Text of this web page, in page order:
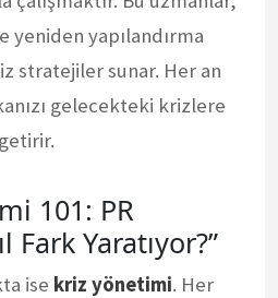
yeniden yapılandırma
stratejiler sunar. Her an
gelecekteki krizlere
101: PR
Fark Yaratıyor?”
ise kriz yönetimi. Her